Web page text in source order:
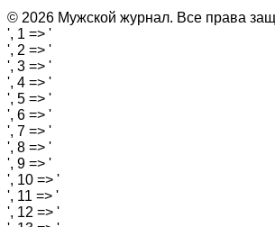
© 2026 Мужской журнал. Все права
', 1 => '
', 2 => '
', 3 => '
', 4 => '
', 5 => '
', 6 => '
', 7 => '
', 8 => '
', 9 => '
', 10 => '
', 11 => '
', 12 => '